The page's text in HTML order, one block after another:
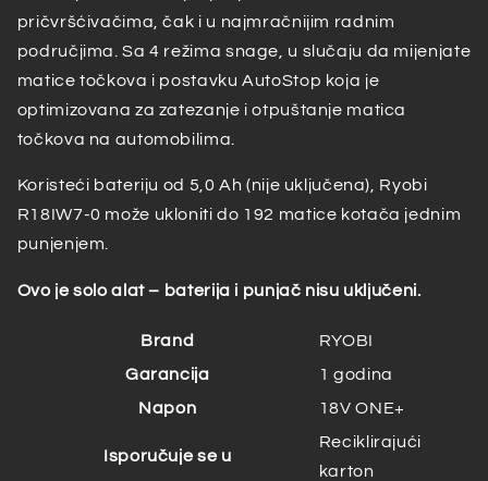
pričvršćivačima, čak i u najmračnijim radnim
područjima. Sa 4 režima snage, u slučaju da mijenjate
matice točkova i postavku AutoStop koja je
optimizovana za zatezanje i otpuštanje matica
točkova na automobilima.
Koristeći bateriju od 5,0 Ah (nije uključena), Ryobi
R18IW7-0 može ukloniti do 192 matice kotača jednim
punjenjem.
Ovo je solo alat – baterija i punjač nisu uključeni.
Brand
RYOBI
Garancija
1 godina
Napon
18V ONE+
Isporučuje se u
Reciklirajući
karton